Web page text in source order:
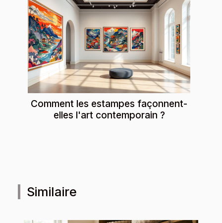
Comment les estampes façonnent-
elles l'art contemporain ?
Similaire